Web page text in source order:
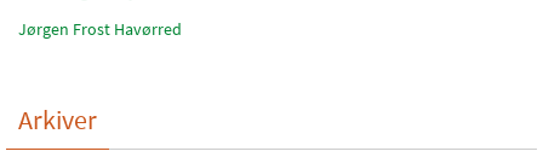
Jørgen Frost Havørred
Arkiver